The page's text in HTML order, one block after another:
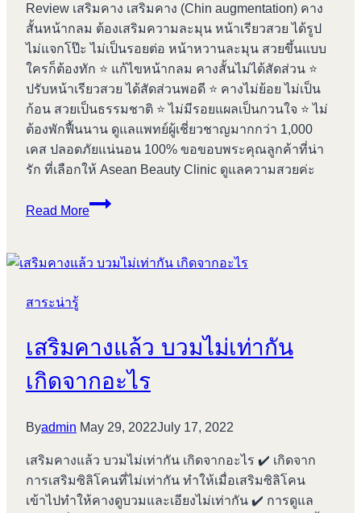
Review เสริมคาง เสริมคาง (Chin augmentation) คาง
สั้นหน้ากลม ต้องเสริมความละมุน หน้าเรียวสวย ได้รูป
ไม่แจกโป๊ะ ไม่เป็นรอยต่อ หน้าหวานละมุน สวยขึ้นแบบ
ใครก็ต้องทัก ⭐️ แก้ไขหน้ากลม คางสั้นไม่ได้สัดส่วน ⭐️
ปรับหน้าเรียวสวย ได้สัดส่วนพอดี ⭐️ คางไม่ย้อย ไม่เป็น
ก้อน สวยเป็นธรรมชาติ ⭐️ ไม่มีรอยแผลเป็นกวนใจ ⭐️ ไม่
ต้องพักฟื้นนาน ดูแลแพทย์ผู้เชี่ยวชาญมากกว่า 1,000
เคส ปลอดภัยแน่นอน 100% ขอขอบพระคุณลูกค้าที่น่า
รัก ที่เลือกให้ Asean Beauty Clinic ดูแลความสวยค่ะ
Read More
Review
#166
สาระน่ารู้
เสริมคางแล้ว บวมไม่เท่ากัน
เกิดจากอะไร
Byadmin May 29, 2022July 17, 2022
เสริมคางแล้ว บวมไม่เท่ากัน เกิดจากอะไร ✔️ เกิดจาก
การเสริมซิลิโคนที่ไม่เท่ากัน ทำให้เมื่อเสริมซิลิโคน
เข้าไปทำให้คางดูบวมและเอียงไม่เท่ากัน ✔️ การดูแล